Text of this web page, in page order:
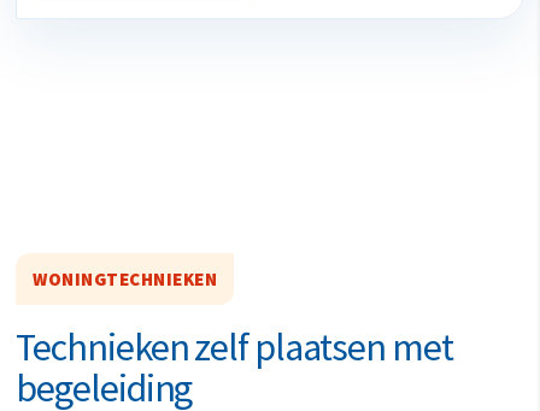
WONINGTECHNIEKEN
Technieken zelf plaatsen met
begeleiding